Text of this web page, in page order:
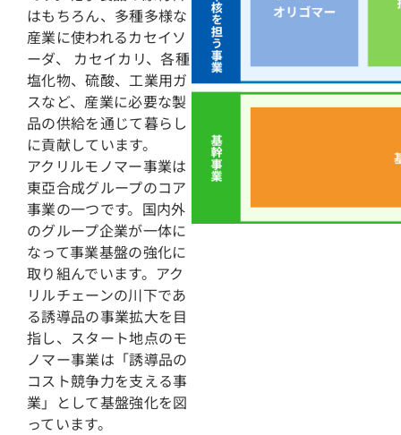
はもちろん、多種多様な
産業に使われるカセイソ
ーダ、 カセイカリ、各種
塩化物、硫酸、工業用ガ
スなど、産業に必要な製
品の供給を通じて暮らし
に貢献しています。
アクリルモノマー事業は
東亞合成グループのコア
事業の一つです。国内外
のグループ企業が一体に
なって事業基盤の強化に
取り組んでいます。アク
リルチェーンの川下であ
る誘導品の事業拡大を目
指し、スタート地点のモ
ノマー事業は「誘導品の
コスト競争力を支える事
業」として基盤強化を図
っています。